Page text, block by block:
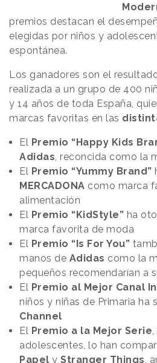
premios destacan el
elegidas por niños y
espontánea.
Los ganadores son el
realizada a un grupo de 400
y 14 años de toda España,
marcas favoritas en las
El Premio “Happy Kids
Adidas, reconcida como la
El Premio “Yummy Brand”
MERCADONA como marca
alimentación
El Premio “KidStyle” ha
marca favorita de moda
El Premio “Is For You”
manos de Adidas como la
pequeños recomendarían a
El Premio al Mejor Canal
niños y niñas de Primaria ha
Channel
El Premio a la Mejor Serie
adolescentes, lo han
Papel y Stranger Things,